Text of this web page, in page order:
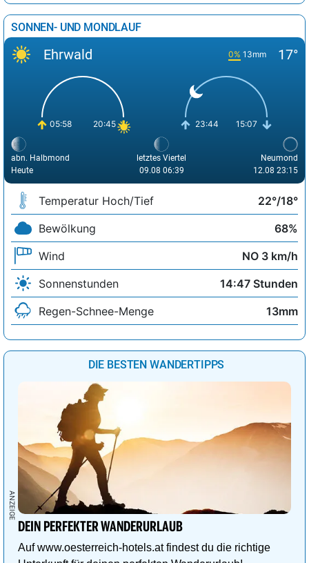
SONNEN- UND MONDLAUF
Ehrwald 0% 13mm 17°
05:58 20:45 23:44 15:07
abn. Halbmond
Heute
letztes Viertel
09.08 06:39
Neumond
12.08 23:15
Temperatur Hoch/Tief
22°/18°
Bewölkung
68%
Wind
NO 3 km/h
Sonnenstunden
14:47 Stunden
Regen-Schnee-Menge
13mm
DIE BESTEN WANDERTIPPS
DEIN PERFEKTER WANDERURLAUB
Auf www.oesterreich-hotels.at findest du die richtige